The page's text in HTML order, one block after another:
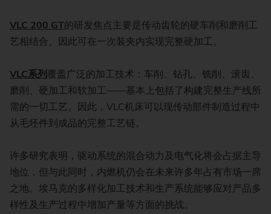
VLC 200 GT的研发焦点主要是传动齿轮的硬车削和磨削工
艺相结合。因此可在一次装夹内实现完整硬加工。
VLC系列覆盖广泛的加工技术：车削、钻孔、铣削、滚齿、
磨削、硬加工和软加工——基本上包括了构建完整生产线所
需的一切工艺。因此，VLC机床可以现传动部件制造过程中
从毛坯件到成品的完整工艺链。
许多研究表明，驱动系统的混合动力及电气化将会占据主导
地位，但与此同时，内燃机仍会在未来许多年占有市场一席
之地。埃马克的多样化加工技术和生产系统能够应对产品多
样性及生产过程中增加产量等方面的挑战。